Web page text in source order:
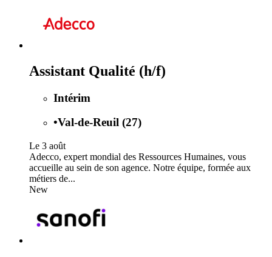
Assistant Qualité (h/f)
Intérim
•Val-de-Reuil (27)
Le 3 août
Adecco, expert mondial des Ressources Humaines, vous
accueille au sein de son agence. Notre équipe, formée aux
métiers de...
New